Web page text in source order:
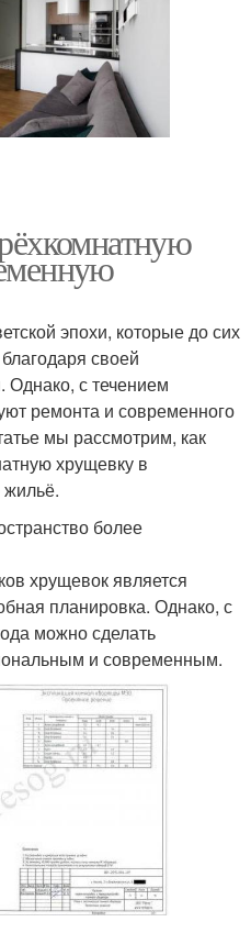
эпохи, которые до сих
своей
Однако, с течением
ремонта и современного
мы рассмотрим, как
хрущевку в
более
хрущевок является
планировка. Однако, с
можно сделать
и современным.